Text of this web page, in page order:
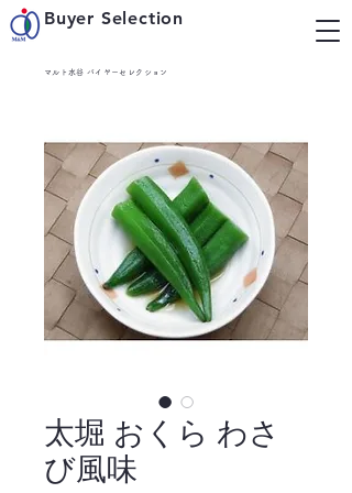
Buyer Selection
マルト水谷 バイヤーセレクション
太堀 おくら わさ
び風味